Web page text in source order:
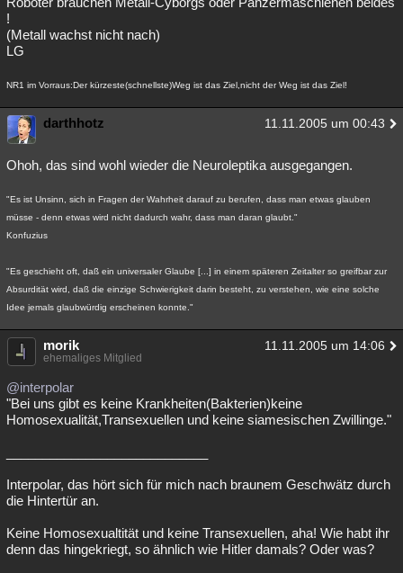
!
(Metall wachst nicht nach)
LG
NR1 im Vorraus:Der kürzeste(schnellste)Weg ist das Ziel,nicht der Weg ist das Ziel!
darthhotz 11.11.2005 um 00:43
Ohoh, das sind wohl wieder die Neuroleptika ausgegangen.
"Es ist Unsinn, sich in Fragen der Wahrheit darauf zu berufen, dass man etwas glauben
müsse - denn etwas wird nicht dadurch wahr, dass man daran glaubt."
Konfuzius
"Es geschieht oft, daß ein universaler Glaube [...] in einem späteren Zeitalter so greifbar zur
Absurdität wird, daß die einzige Schwierigkeit darin besteht, zu verstehen, wie eine solche
Idee jemals glaubwürdig erscheinen konnte."
morik 11.11.2005 um 14:06
ehemaliges Mitglied
@interpolar
"Bei uns gibt es keine Krankheiten(Bakterien)keine
Homosexualität,Transexuellen und keine siamesischen Zwillinge."
Interpolar, das hört sich für mich nach braunem Geschwätz durch
die Hintertür an.
Keine Homosexualtität und keine Transexuellen, aha! Wie habt ihr
denn das hingekriegt, so ähnlich wie Hitler damals? Oder was?